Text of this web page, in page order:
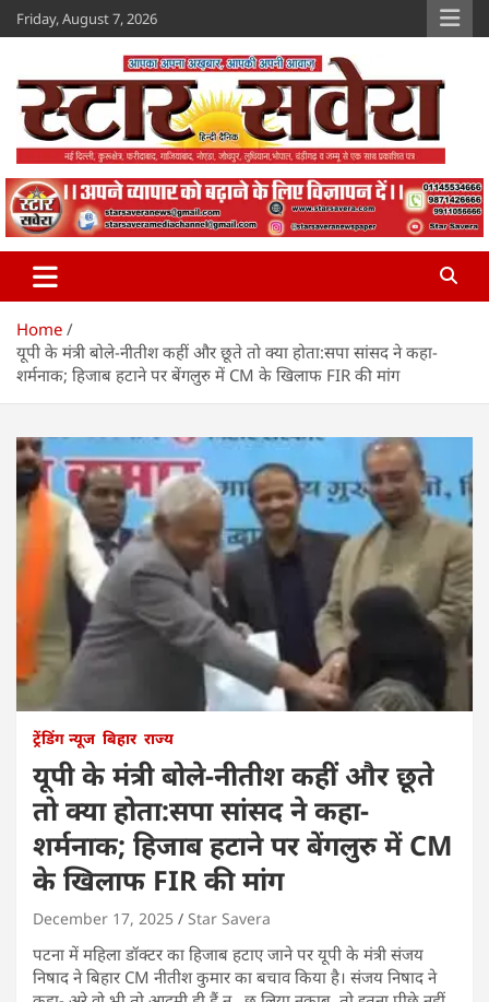
Skip
to
Friday, August 7, 2026
Star Savera
www.starsavera.com
Home
यूपी के मंत्री बोले-नीतीश कहीं और छूते तो क्या होता:सपा सांसद ने कहा-
शर्मनाक; हिजाब हटाने पर बेंगलुरु में CM के खिलाफ FIR की मांग
ट्रेंडिंग न्यूज बिहार राज्य
यूपी के मंत्री बोले-नीतीश कहीं और छूते
तो क्या होता:सपा सांसद ने कहा-
शर्मनाक; हिजाब हटाने पर बेंगलुरु में CM
के खिलाफ FIR की मांग
December 17, 2025 Star Savera
पटना में महिला डॉक्टर का हिजाब हटाए जाने पर यूपी के मंत्री संजय
निषाद ने बिहार CM नीतीश कुमार का बचाव किया है। संजय निषाद ने